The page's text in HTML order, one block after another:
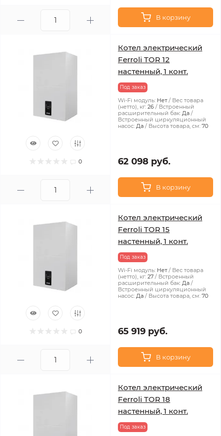
В корзину
0
Котел электрический
Ferroli TOR 12
настенный, 1 конт.
Под заказ
Wi-Fi модуль: Нет
Вес товара
(нетто), кг: 26
Встроенный
расширительный бак: Да
Встроенный циркуляционный
насос: Да Высота товара, см: 70
62 098 руб.
В корзину
0
Котел электрический
Ferroli TOR 15
настенный, 1 конт.
Под заказ
Wi-Fi модуль: Нет
Вес товара
(нетто), кг: 27
Встроенный
расширительный бак: Да
Встроенный циркуляционный
насос: Да Высота товара, см: 70
65 919 руб.
В корзину
Котел электрический
Ferroli TOR 18
настенный, 1 конт.
Под заказ